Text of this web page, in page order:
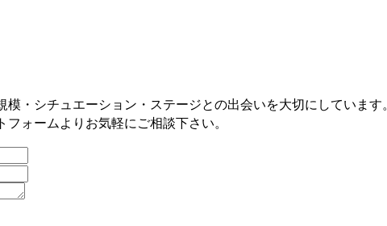
・シチュエーション・ステージとの出会いを大切にしています。
ォームよりお気軽にご相談下さい。